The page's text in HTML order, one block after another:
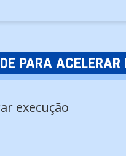
PARA ACELERAR